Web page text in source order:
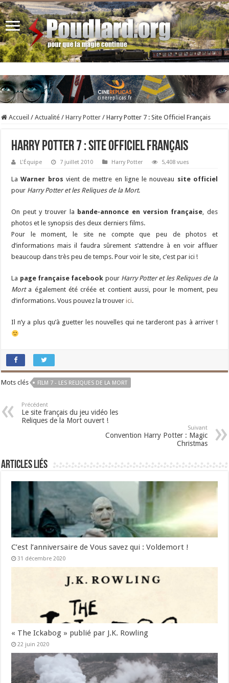
Accueil / Actualité / Harry Potter / Harry Potter 7 : Site Officiel Français
Harry Potter 7 : Site Officiel Français
L'Équipe 7 juillet 2010 Harry Potter 5,408 vues
LaWarner bros vient de mettre en ligne le nouveau site officiel
pour Harry Potter et les Reliques de la Mort.
On peut y trouver la bande-annonce en version française, des
photos et le synopsis des deux derniers films.
Pour le moment, le site ne compte que peu de photos et
d’informations mais il faudra sûrement s’attendre à en voir affluer
beaucoup dans très peu de temps. Pour voir le site, c’est par ici !
La page française facebook pour Harry Potter et les Reliques de la
Morta également été créée et contient aussi, pour le moment, peu
d’informations. Vous pouvez la trouverici.
Il n’y a plus qu’à guetter les nouvelles qui ne tarderont pas à arriver !
Mots clés FILM 7 - LES RELIQUES DE LA MORT
Précédent
Le site français du jeu vidéo les
Reliques de la Mort ouvert !
Suivant
Convention Harry Potter : Magic
Christmas
Articles liés
C’est l’anniversaire de Vous savez qui : Voldemort !
31 décembre 2020
« The Ickabog » publié par J.K. Rowling
22 juin 2020